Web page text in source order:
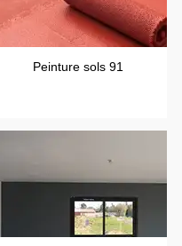
Peinture sols 91